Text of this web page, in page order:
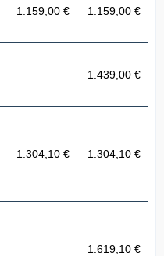
1.159,00 € 1.159,00 €
1.439,00 €
1.304,10 € 1.304,10 €
1.619,10 €